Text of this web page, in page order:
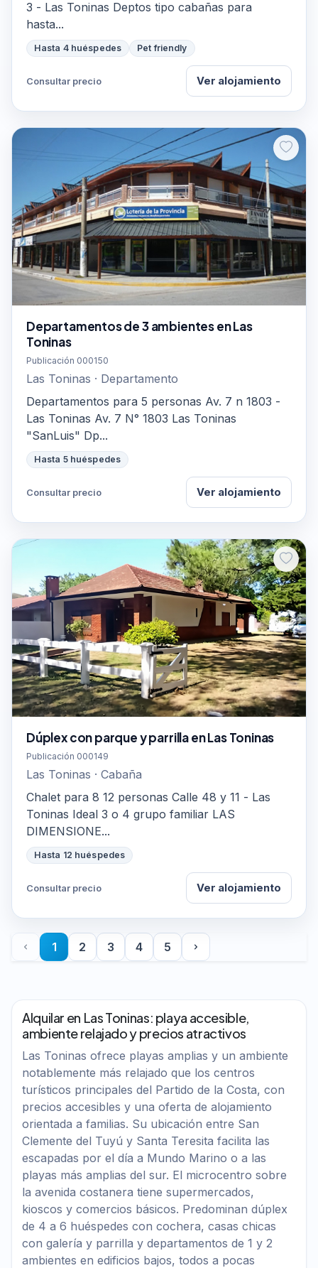
3 - Las Toninas Deptos tipo cabañas para
hasta...
Hasta 4 huéspedes Pet friendly
Consultar precio Ver alojamiento
Departamentos de 3 ambientes en Las
Toninas
Publicación 000150
Las Toninas · Departamento
Departamentos para 5 personas Av. 7 n 1803 -
Las Toninas Av. 7 N° 1803 Las Toninas
"SanLuis" Dp...
Hasta 5 huéspedes
Consultar precio Ver alojamiento
Dúplex con parque y parrilla en Las Toninas
Publicación 000149
Las Toninas · Cabaña
Chalet para 8 12 personas Calle 48 y 11 - Las
Toninas Ideal 3 o 4 grupo familiar LAS
DIMENSIONE...
Hasta 12 huéspedes
Consultar precio Ver alojamiento
1 2 3 4 5
Alquilar en Las Toninas: playa accesible,
ambiente relajado y precios atractivos
Las Toninas ofrece playas amplias y un ambiente
notablemente más relajado que los centros
turísticos principales del Partido de la Costa, con
precios accesibles y una oferta de alojamiento
orientada a familias. Su ubicación entre San
Clemente del Tuyú y Santa Teresita facilita las
escapadas por el día a Mundo Marino o a las
playas más amplias del sur. El microcentro sobre
la avenida costanera tiene supermercados,
kioscos y comercios básicos. Predominan dúplex
de 4 a 6 huéspedes con cochera, casas chicas
con galería y parrilla y departamentos de 1 y 2
ambientes en edificios bajos, todos a pocas